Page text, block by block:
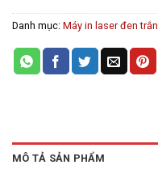
Danh mục: Máy in laser đen
MÔ TẢ SẢN PHẨM